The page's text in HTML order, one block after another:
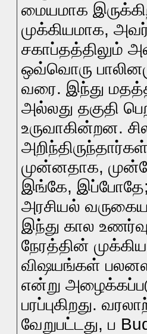
மையமாக
முக்கியமாக,
சகாப்தத்திலும்
ஒவ்வொரு
வரை. இந்து
அல்லது தகுதி
உருவாகின்றன.
முன்னதாக,
இங்கே,
அரசியல்
இந்து கால
நேரத்தின்
விஷயங்கள்
என்று
பரப்புகிறது.
வேறுபட்டது, ப